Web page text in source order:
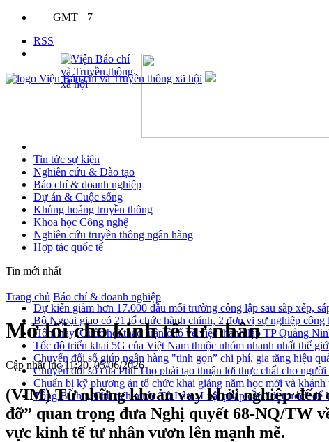
GMT +7
RSS
Tin tức sự kiện
Nghiên cứu & Đào tạo
Báo chí & doanh nghiệp
Dự án & Cuộc sống
Khủng hoảng truyền thông
Khoa học Công nghệ
Nghiên cứu truyền thông ngân hàng
Hợp tác quốc tế
Tin mới nhất
Dự kiến giảm hơn 17.000 đầu mối trường công lập sau sắp xếp,
Bộ Ngoại giao có 21 tổ chức hành chính, 2 đơn vị sự nghiệp công
Hôm nay, Quốc hội thảo luận ở tổ về việc thành lập TP Quảng
Tốc độ triển khai 5G của Việt Nam thuộc nhóm nhanh nhất thế
Chuyển đổi số giúp ngân hàng "tinh gọn” chi phí, gia tăng hiệu
Chuyển đổi số của Phú Thọ phải tạo thuận lợi thực chất cho
Chuẩn bị kỹ phương án tổ chức khai giảng năm học mới và
Tổng Bí thư, Chủ tịch nước Tô Lâm: Luật pháp cần "đi trước" để
Trang chủ Báo chí & doanh nghiệp
Mở lối cho kinh tế tư nhân
Cập nhật lúc 11:20, 05/06/2026
(VIM) Từ những khoản vay khởi nghiệp đến
đỡ” quan trọng đưa Nghị quyết 68-NQ/TW
vực kinh tế tư nhân vươn lên mạnh mẽ.